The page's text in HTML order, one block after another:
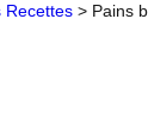
Recettes > Pains